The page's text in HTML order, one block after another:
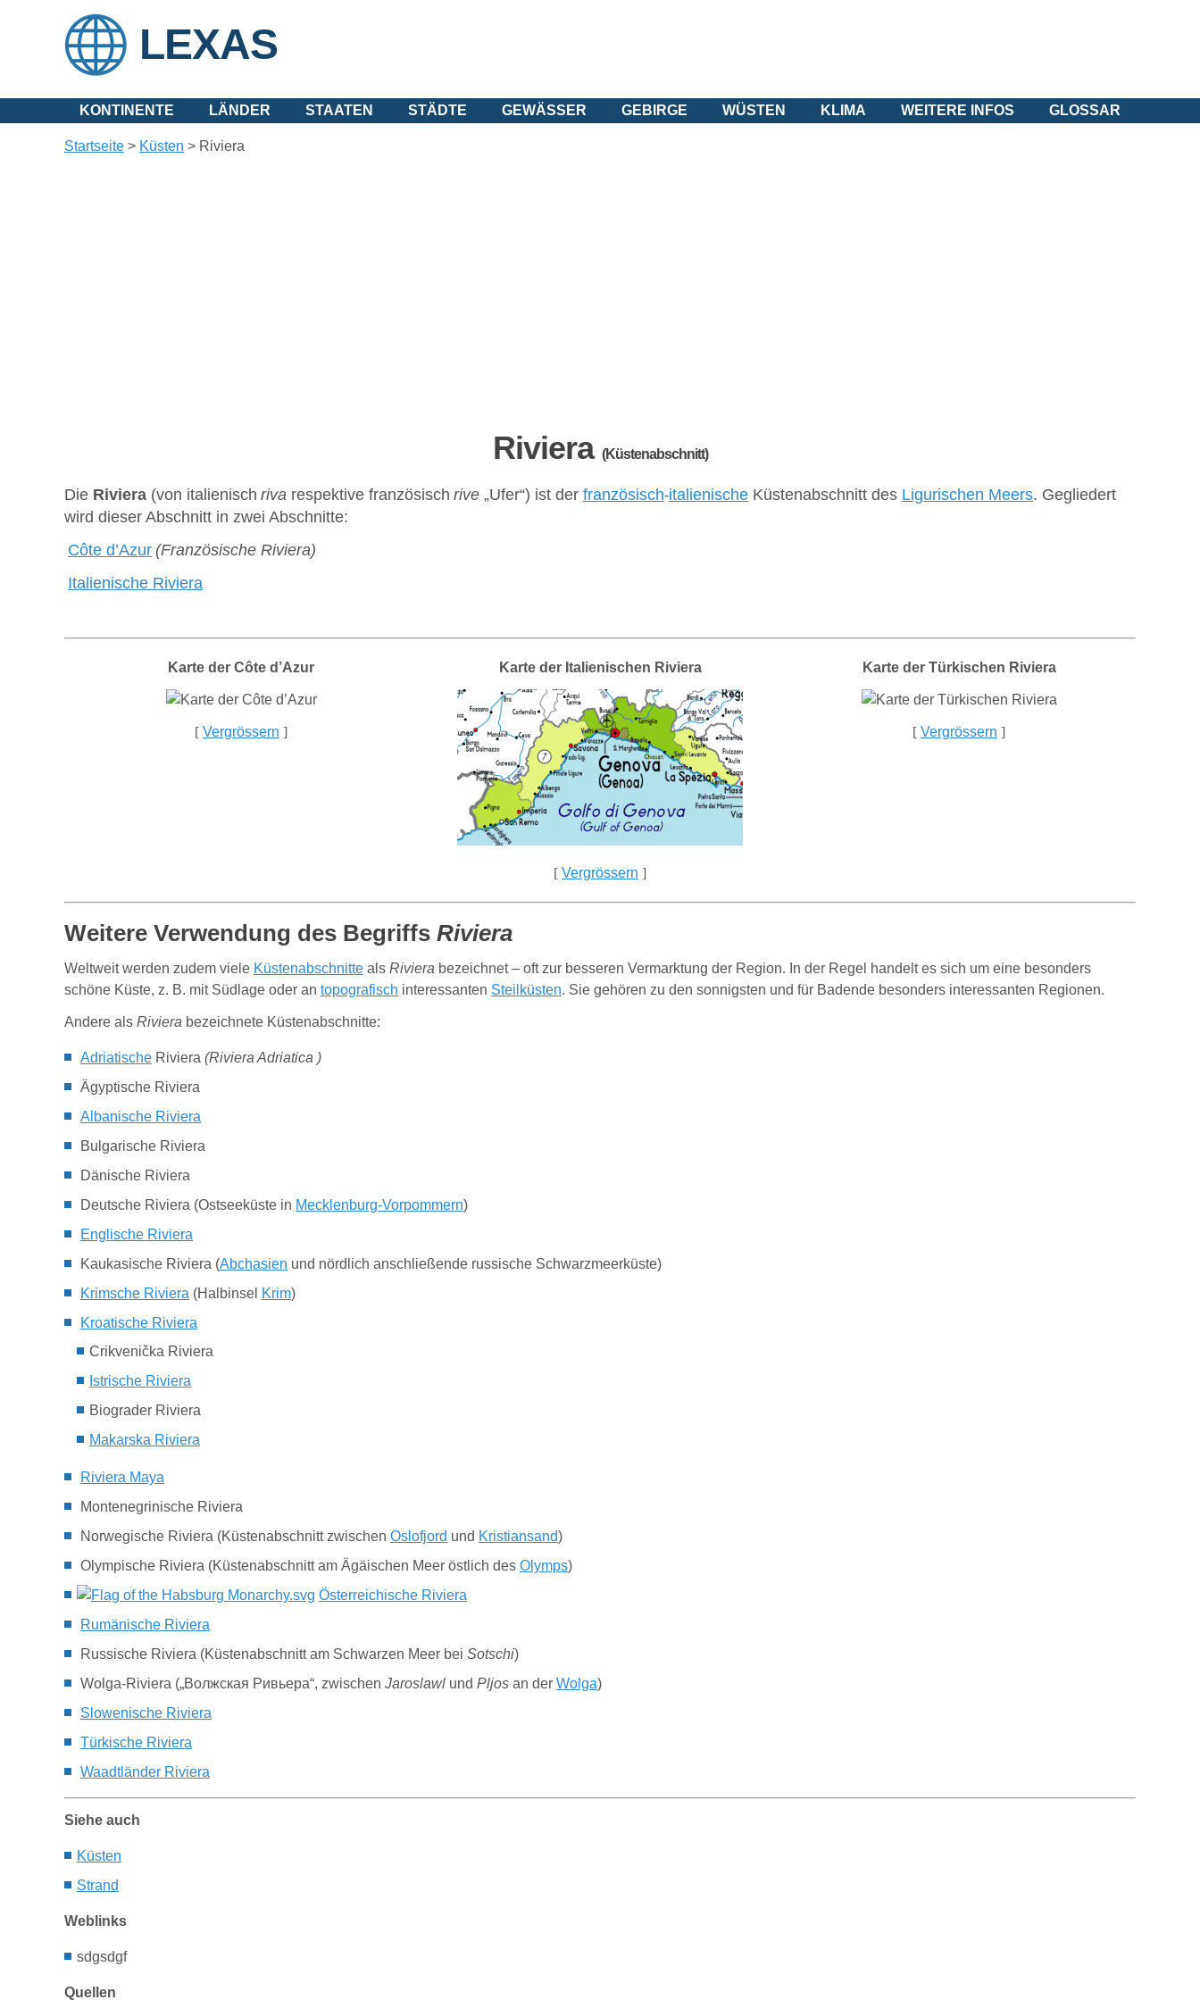
LEXAS
KONTINENTE LÄNDER STAATEN STÄDTE GEWÄSSER GEBIRGE WÜSTEN KLIMA WEITERE INFOS GLOSSAR
Startseite > Küsten > Riviera
Riviera (Küstenabschnitt)
Die Riviera (von italienisch riva respektive französisch rive „Ufer“) ist der französisch-italienische Küstenabschnitt des Ligurischen Meers. Gegliedert
wird dieser Abschnitt in zwei Abschnitte:
Côte d’Azur (Französische Riviera)
Italienische Riviera
Karte der Côte d’Azur
[ Vergrössern ]
Karte der Italienischen Riviera
[ Vergrössern ]
Karte der Türkischen Riviera
[ Vergrössern ]
Weitere Verwendung des Begriffs Riviera
Weltweit werden zudem viele Küstenabschnitte als Riviera bezeichnet – oft zur besseren Vermarktung der Region. In der Regel handelt es sich um eine besonders
schöne Küste, z. B. mit Südlage oder an topografisch interessanten Steilküsten. Sie gehören zu den sonnigsten und für Badende besonders interessanten Regionen.
Andere als Riviera bezeichnete Küstenabschnitte:
Adriatische Riviera (Riviera Adriatica )
Ägyptische Riviera
Albanische Riviera
Bulgarische Riviera
Dänische Riviera
Deutsche Riviera (Ostseeküste in Mecklenburg-Vorpommern)
Englische Riviera
Kaukasische Riviera (Abchasien und nördlich anschließende russische Schwarzmeerküste)
Krimsche Riviera (Halbinsel Krim)
Kroatische Riviera
Crikvenička Riviera
Istrische Riviera
Biograder Riviera
Makarska Riviera
Riviera Maya
Montenegrinische Riviera
Norwegische Riviera (Küstenabschnitt zwischen Oslofjord und Kristiansand)
Olympische Riviera (Küstenabschnitt am Ägäischen Meer östlich des Olymps)
Österreichische Riviera
Rumänische Riviera
Russische Riviera (Küstenabschnitt am Schwarzen Meer bei Sotschi)
Wolga-Riviera („Волжская Ривьера“, zwischen Jaroslawl und Pljos an der Wolga)
Slowenische Riviera
Türkische Riviera
Waadtländer Riviera
Siehe auch
Küsten
Strand
Weblinks
sdgsdgf
Quellen